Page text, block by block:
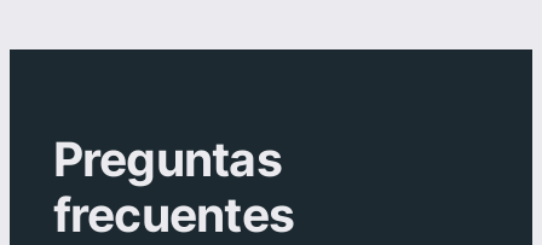
Preguntas
frecuentes